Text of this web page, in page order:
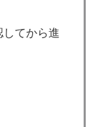
してから進